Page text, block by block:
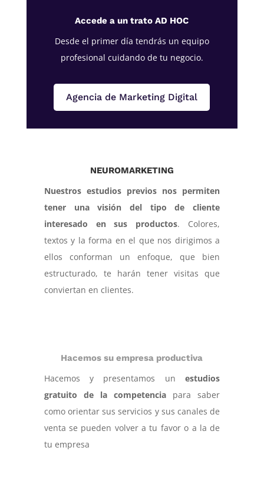
Accede a un trato AD HOC
Desde el primer día tendrás un equipo
profesional cuidando de tu negocio.
Agencia de Marketing Digital
NEUROMARKETING
Nuestros estudios previos nos permiten
tener una visión del tipo de cliente
interesado en sus productos. Colores,
textos y la forma en el que nos dirigimos a
ellos conforman un enfoque, que bien
estructurado, te harán tener visitas que
conviertan en clientes.
Hacemos su empresa productiva
Hacemos y presentamos unestudios
gratuito de la competencia para saber
como orientar sus servicios y sus canales de
venta se pueden volver a tu favor o a la de
tu empresa